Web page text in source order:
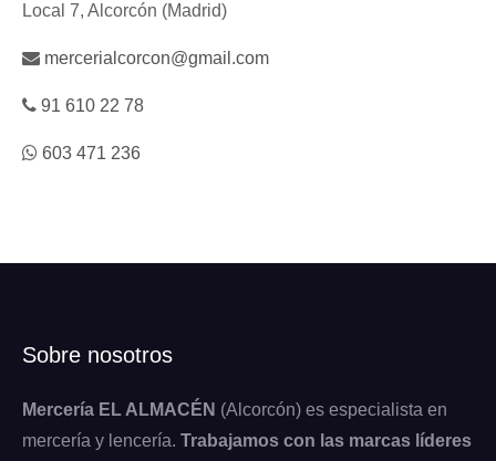
Local 7, Alcorcón (Madrid)
mercerialcorcon@gmail.com
91 610 22 78
603 471 236
Sobre nosotros
Mercería EL ALMACÉN (Alcorcón) es especialista en
mercería y lencería. Trabajamos con las marcas líderes